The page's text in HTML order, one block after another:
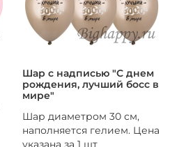
Шар с надписью "С днем
рождения, лучший босс в
мире"
Шар диаметром 30 см,
наполняется гелием. Цена
указана за 1 шт